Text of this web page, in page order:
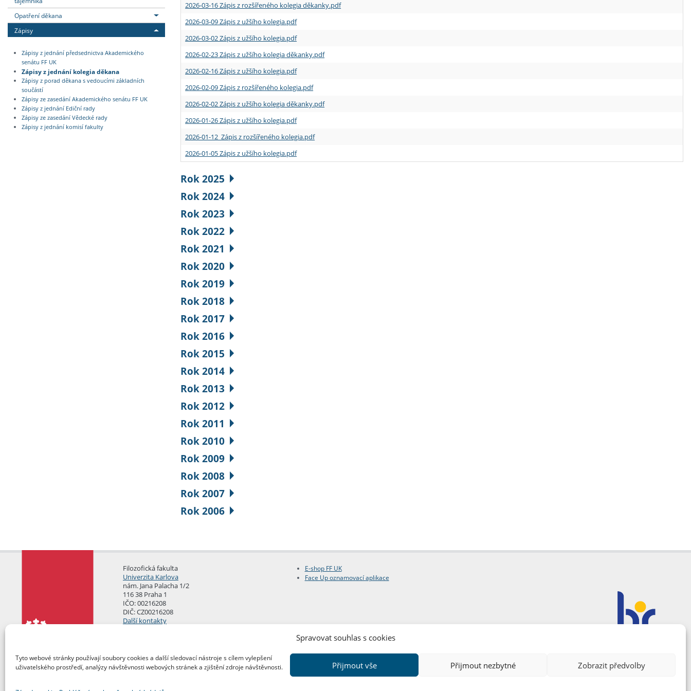
Spravovat souhlas s cookies
Tyto webové stránky používají soubory cookies a další sledovací nástroje s cílem vylepšení
uživatelského prostředí, analýzy návštěvnosti webových stránek a zjištění zdroje návštěvnosti.
Přijmout vše Přijmout nezbytné Zobrazit předvolby
Opatření děkana
Zápisy
Zápisy z jednání předsednictva Akademického
senátu FF UK
Zápisy z jednání kolegia děkana
Zápisy z porad děkana s vedoucími základních
součástí
Zápisy ze zasedání Akademického senátu FF UK
Zápisy z jednání Ediční rady
Zápisy ze zasedání Vědecké rady
Zápisy z jednání komisí fakulty
2026-03-16 Zápis z rozšířeného kolegia děkanky.pdf
2026-03-09 Zápis z užšího kolegia.pdf
2026-03-02 Zápis z užšího kolegia.pdf
2026-02-23 Zápis z užšího kolegia děkanky.pdf
2026-02-16 Zápis z užšího kolegia.pdf
2026-02-09 Zápis z rozšířeného kolegia.pdf
2026-02-02 Zápis z užšího kolegia děkanky.pdf
2026-01-26 Zápis z užšího kolegia.pdf
2026-01-12 Zápis z rozšířeného kolegia.pdf
2026-01-05 Zápis z užšího kolegia.pdf
Rok 2025
Rok 2024
Rok 2023
Rok 2022
Rok 2021
Rok 2020
Rok 2019
Rok 2018
Rok 2017
Rok 2016
Rok 2015
Rok 2014
Rok 2013
Rok 2012
Rok 2011
Rok 2010
Rok 2009
Rok 2008
Rok 2007
Rok 2006
Filozofická fakulta
Univerzita Karlova
nám. Jana Palacha 1/2
116 38 Praha 1
IČO: 00216208
DIČ: CZ00216208
Další kontakty
E-shop FF UK
Face Up oznamovací aplikace